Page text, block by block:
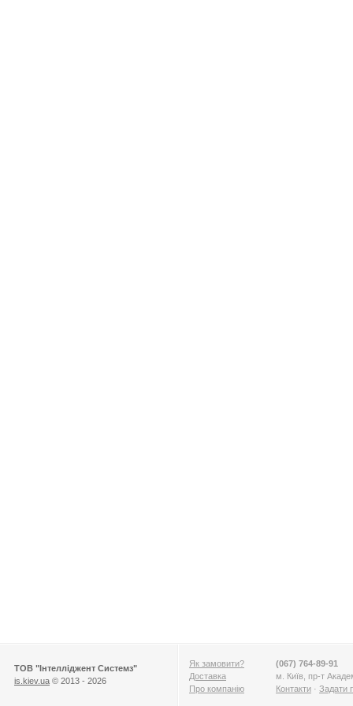
ТОВ "Інтелліджент Системз"
is.kiev.ua © 2013 - 2026
Як замовити?
Доставка
Про компанію
(067) 764-89-91
м. Київ, пр-т
Контакти · Задати